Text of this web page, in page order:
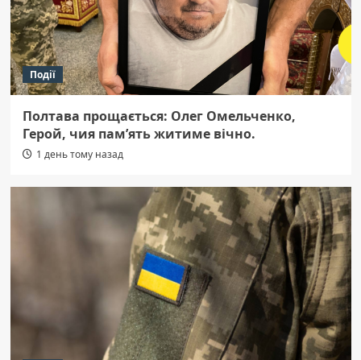
Події
Полтава прощається: Олег Омельченко,
Герой, чия пам’ять житиме вічно.
1 день тому назад